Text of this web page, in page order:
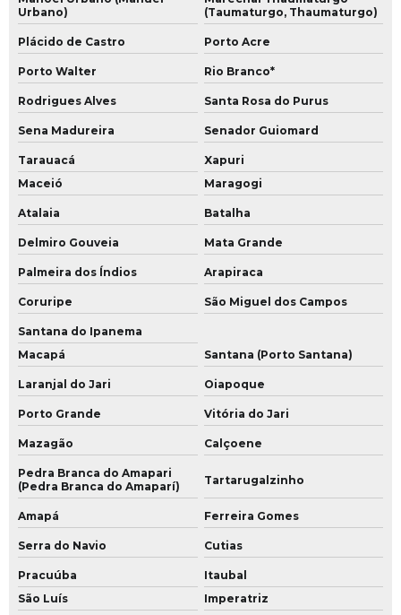
Urbano)
(Taumaturgo, Thaumaturgo)
Plácido de Castro Porto Acre
Porto Walter Rio Branco*
Rodrigues Alves Santa Rosa do Purus
Sena Madureira Senador Guiomard
Tarauacá
Xapuri
Maceió
Maragogi
Atalaia Batalha
Delmiro Gouveia Mata Grande
Palmeira dos Índios Arapiraca
Coruripe São Miguel dos Campos
Santana do Ipanema
Macapá
Santana (Porto Santana)
Laranjal do Jari Oiapoque
Porto Grande Vitória do Jari
Mazagão Calçoene
Pedra Branca do Amapari
(Pedra Branca do Amaparí)
Tartarugalzinho
Amapá Ferreira Gomes
Serra do Navio Cutias
Pracuúba
Itaubal
São Luís
Imperatriz